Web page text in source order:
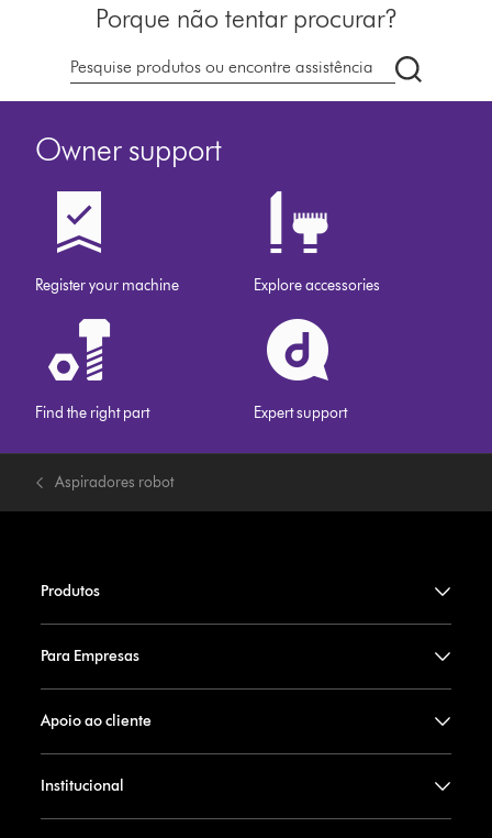
Porque não tentar procurar?
Pesquisar
em
Owner support
Register your machine Explore accessories
Find the right part Expert support
Aspiradores robot
Produtos
Para Empresas
Apoio ao cliente
Institucional